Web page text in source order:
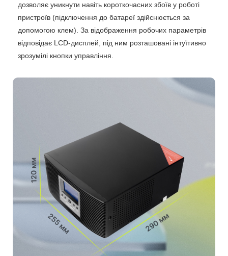
дозволяє уникнути навіть короткочасних збоїв у роботі
пристроїв (підключення до батареї здійснюється за
допомогою клем). За відображення робочих параметрів
відповідає LCD-дисплей, під ним розташовані інтуїтивно
зрозумілі кнопки управління.